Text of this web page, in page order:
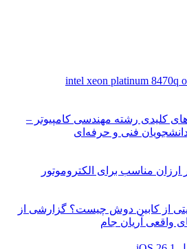
کلیدی رشته مهندسی کامپیوتر –
فنی و حرفه‌ای
ارزان مناسب برای الکتروموتور
از کابین دوش چیست؟ گزارشی از
واقعی آریان جام